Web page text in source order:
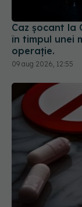
Colebil și
ANMDMR
06 aug 2026, 16:37